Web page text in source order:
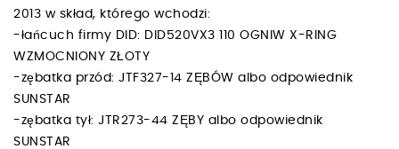
2013 w skład, którego wchodzi:
-łańcuch firmy DID: DID520VX3 110 OGNIW X-RING
WZMOCNIONY ZŁOTY
-zębatka przód: JTF327-14 ZĘBÓW albo odpowiednik
SUNSTAR
-zębatka tył: JTR273-44 ZĘBY albo odpowiednik
SUNSTAR